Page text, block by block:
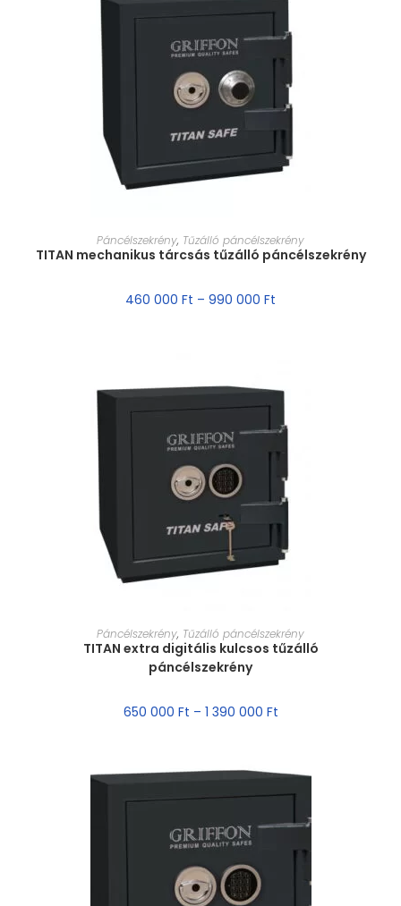
MÉRET VÁLASZTÁSA
Páncélszekrény, Tűzálló páncélszekrény
TITAN mechanikus tárcsás tűzálló páncélszekrény
460 000 Ft – 990 000 Ft
MÉRET VÁLASZTÁSA
Páncélszekrény, Tűzálló páncélszekrény
TITAN extra digitális kulcsos tűzálló
páncélszekrény
650 000 Ft – 1 390 000 Ft